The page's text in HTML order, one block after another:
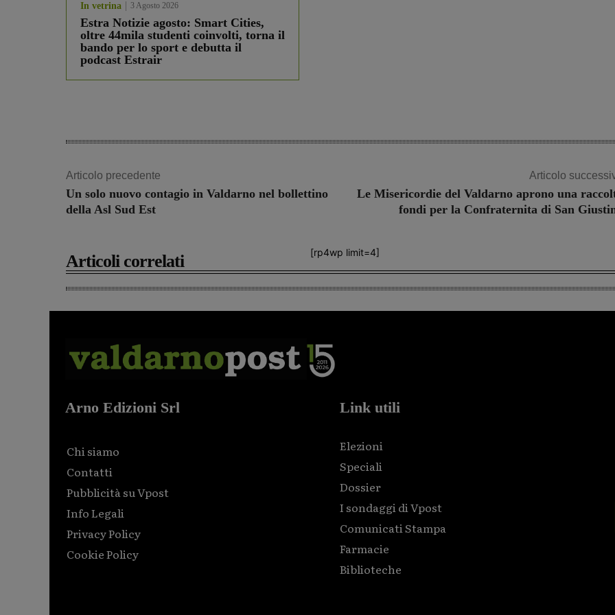
In vetrina 3 Agosto 2026
Estra Notizie agosto: Smart Cities,
oltre 44mila studenti coinvolti, torna il
bando per lo sport e debutta il
podcast Estrair
Articolo precedente
Un solo nuovo contagio in Valdarno nel bollettino
della Asl Sud Est
Articolo
Le Misericordie del Valdarno aprono una
fondi per la Confraternita di San
[rp4wp limit=4]
Articoli correlati
Arno Edizioni Srl
Chi siamo
Contatti
Pubblicità su Vpost
Info Legali
Privacy Policy
Cookie Policy
Link utili
Elezioni
Speciali
Dossier
I sondaggi di Vpost
Comunicati Stampa
Farmacie
Biblioteche